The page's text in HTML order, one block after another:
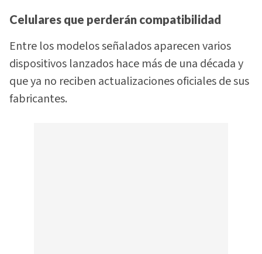
Celulares que perderán compatibilidad
Entre los modelos señalados aparecen varios
dispositivos lanzados hace más de una década y
que ya no reciben actualizaciones oficiales de sus
fabricantes.